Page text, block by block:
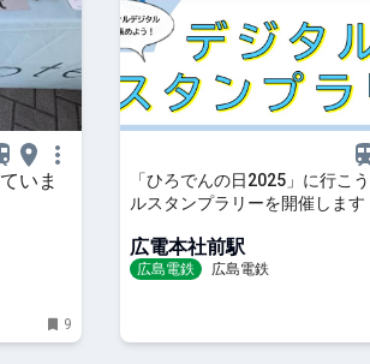
いま
9
「ひろでんの日2025」に行こ
ルスタンプラリーを開催しま
16時】
広電本社前駅
広島電鉄 広島電鉄